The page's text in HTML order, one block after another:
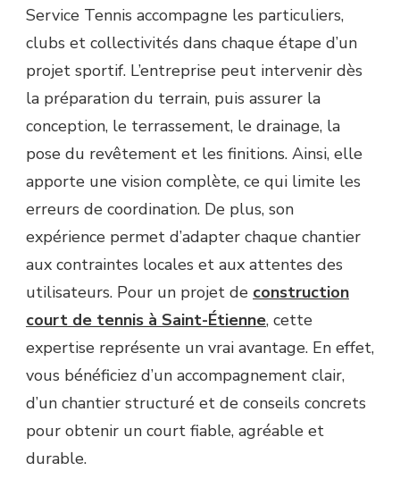
Service Tennis accompagne les particuliers,
clubs et collectivités dans chaque étape d’un
projet sportif. L’entreprise peut intervenir dès
la préparation du terrain, puis assurer la
conception, le terrassement, le drainage, la
pose du revêtement et les finitions. Ainsi, elle
apporte une vision complète, ce qui limite les
erreurs de coordination. De plus, son
expérience permet d’adapter chaque chantier
aux contraintes locales et aux attentes des
utilisateurs. Pour un projet de construction
court de tennis à Saint-Étienne, cette
expertise représente un vrai avantage. En effet,
vous bénéficiez d’un accompagnement clair,
d’un chantier structuré et de conseils concrets
pour obtenir un court fiable, agréable et
durable.